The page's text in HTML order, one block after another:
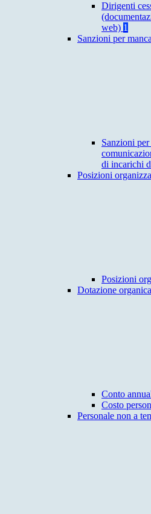
Dirigenti
web) 1
Sanzioni per
Sanzioni
di incarichi
Posizioni
Posizioni
Dotazione organica
Conto
Costo
Personale non a